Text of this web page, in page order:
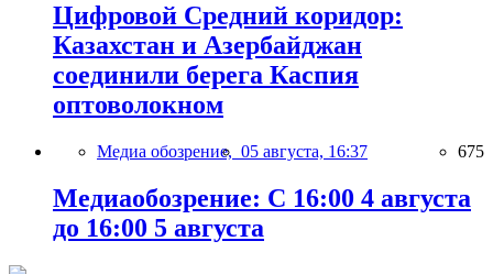
Цифровой Средний коридор:
Казахстан и Азербайджан
соединили берега Каспия
оптоволокном
Медиа обозрение, 05 августа, 16:37 675
Медиаобозрение: С 16:00 4 августа
до 16:00 5 августа